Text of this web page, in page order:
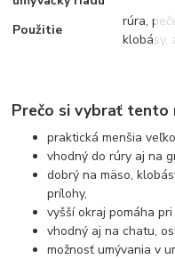
Použitie
rúra,
klobásy,
Prečo si vybrať tento
praktická menšia
vhodný do rúry aj na
dobrý na mäso,
prílohy,
vyšší okraj pomáha
vhodný aj na chatu,
možnosť umývania v